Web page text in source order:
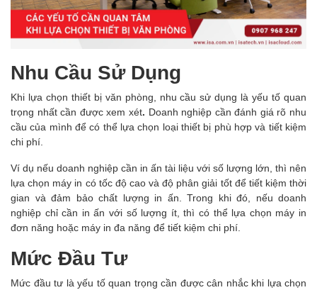
Nhu Cầu Sử Dụng
Khi lựa chọn thiết bị văn phòng, nhu cầu sử dụng là yếu tố quan
trọng nhất cần được xem xét. Doanh nghiệp cần đánh giá rõ nhu
cầu của mình để có thể lựa chọn loại thiết bị phù hợp và tiết kiệm
chi phí.
Ví dụ nếu doanh nghiệp cần in ấn tài liệu với số lượng lớn, thì nên
lựa chọn máy in có tốc độ cao và độ phân giải tốt để tiết kiệm thời
gian và đảm bảo chất lượng in ấn. Trong khi đó, nếu doanh
nghiệp chỉ cần in ấn với số lượng ít, thì có thể lựa chọn máy in
đơn năng hoặc máy in đa năng để tiết kiệm chi phí.
Mức Đầu Tư
Mức đầu tư là yếu tố quan trọng cần được cân nhắc khi lựa chọn